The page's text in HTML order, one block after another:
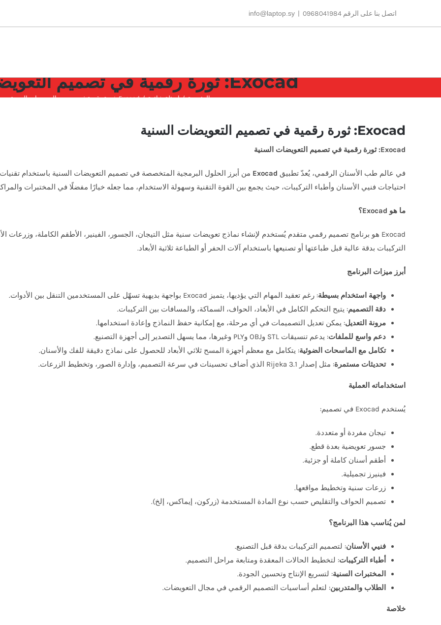
اتصل بنا على الرقم 0968041984 |
info@laptop.sy
Exocad: ثورة رقمية في تصميم التعويضات السنية
الرئيسية اسئلة شائعة Exocad: ثورة رقمية في تصميم التعويضات السنية
Exocad: ثورة رقمية في تصميم التعويضات السنية
Exocad: ثورة رقمية في تصميم التعويضات السنية
في عالم طب الأسنان الرقمي، يُعدّ تطبيق Exocad
احتياجات فنيي الأسنان وأطباء التركيبات، حيث يجمع بين القوة التقنية وسهولة الاستخدام، مما جعله خيارًا مفضلًا في المختبرات
ما هو ؟
التركيبات بدقة عالية قبل طباعتها أو تصنيعها باستخدام آلات الحفر أو الطباعة ثلاثية الأبعاد.
أبرز ميزات البرنامج
واجهة استخدام بسيطة: رغم تعقيد المهام التي يؤديها، يتميز Exocad بواجهة بديهية تسهّل على المستخدمين التنقل بين الأدوات.
دقة التصميم: يتيح التحكم الكامل في الأبعاد، الحواف، السماكة، والمسافات بين التركيبات.
مرونة التعديل: يمكن تعديل التصميمات في أي مرحلة، مع إمكانية حفظ النماذج وإعادة استخدامها.
دعم واسع للملفات: يدعم تنسيقات STL وOBJ وPLY وغيرها، مما يسهل التصدير إلى أجهزة التصنيع.
تكامل مع الماسحات الضوئية: يتكامل مع معظم أجهزة المسح ثلاثي الأبعاد للحصول على نماذج دقيقة للفك والأسنان.
تحديثات مستمرة: مثل إصدار Rijeka 3.1 الذي أضاف تحسينات في سرعة التصميم، وإدارة الصور، وتخطيط الزرعات.
استخداماته العملية
يُستخدم Exocad في تصميم:
تيجان مفردة أو متعددة.
جسور تعويضية بعدة قطع.
أطقم أسنان كاملة أو جزئية.
فينيرز تجميلية.
زرعات سنية وتخطيط مواقعها.
تصميم الحواف والتقليص حسب نوع المادة المستخدمة (زركون، إيماكس، إلخ).
لمن يُناسب هذا البرنامج؟
فنيي الأسنان: لتصميم التركيبات بدقة قبل التصنيع.
أطباء التركيبات: لتخطيط الحالات المعقدة ومتابعة مراحل التصميم.
المختبرات السنية: لتسريع الإنتاج وتحسين الجودة.
الطلاب والمتدربين: لتعلم أساسيات التصميم الرقمي في مجال التعويضات.
خلاصة